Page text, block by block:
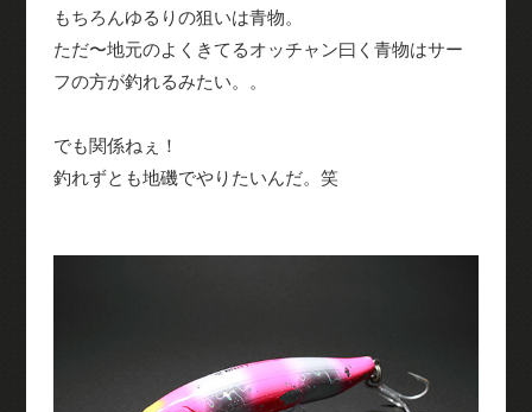
もちろんゆるりの狙いは青物。
ただ〜地元のよくきてるオッチャン曰く青物はサー
フの方が釣れるみたい。。
でも関係ねぇ！
釣れずとも地磯でやりたいんだ。笑